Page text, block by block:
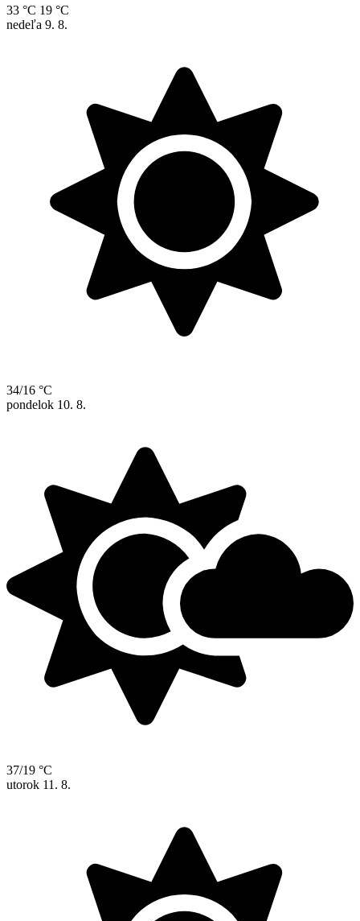
33 °C 19 °C
nedeľa 9. 8.
34/16 °C
pondelok 10. 8.
37/19 °C
utorok 11. 8.